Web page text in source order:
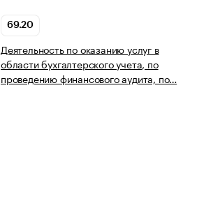
69.20
Деятельность по оказанию услуг в
области бухгалтерского учета, по
проведению финансового аудита, по…